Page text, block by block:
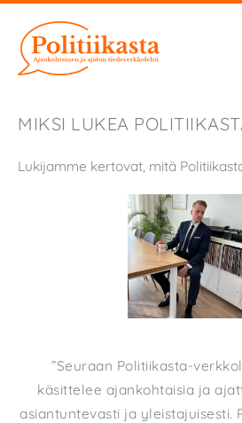
sisältöön
MIKSI LUKEA
Lukijamme kertovat, mitä
”Seuraan Politiikasta-
käsittelee ajankohtaisia ja
asiantuntevasti ja yleistajuisesti.